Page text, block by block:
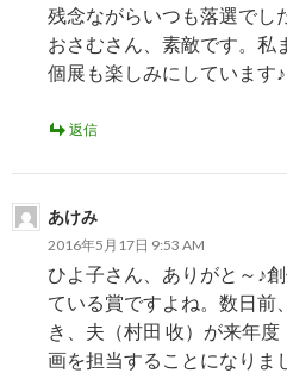
残念ながらいつも落選でし
おさむさん、素敵です。私
個展も楽しみにしています♪
返信
あけみ
2016年5月17日 9:53 AM
ひよ子さん、ありがと～♪
ている賞ですよね。数日前
き、夫（村田 收）が来年
画を担当することになりま